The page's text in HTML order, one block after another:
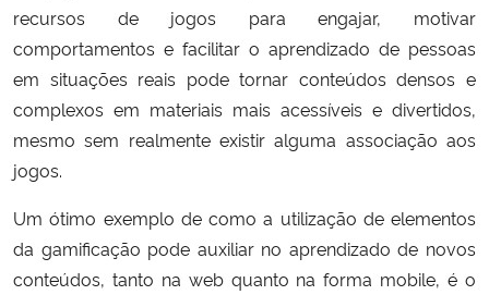
recursos de jogos para engajar, motivar
comportamentos e facilitar o aprendizado de pessoas
em situações reais pode tornar conteúdos densos e
complexos em materiais mais acessíveis e divertidos,
mesmo sem realmente existir alguma associação aos
jogos.
Um ótimo exemplo de como a utilização de elementos
da gamificação pode auxiliar no aprendizado de novos
conteúdos, tanto na web quanto na forma mobile, é o